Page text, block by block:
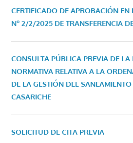
CERTIFICADO DE APROBACIÓN EN
Nº 2/2/2025 DE TRANSFERENCIA
CONSULTA PÚBLICA PREVIA DE LA
NORMATIVA RELATIVA A LA
DE LA GESTIÓN DEL
CASARICHE
SOLICITUD DE CITA PREVIA